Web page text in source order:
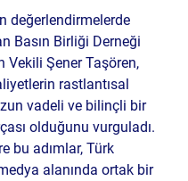
değerlendirmelerde
Basın Birliği Derneği
Vekili Şener Taşören,
rastlantısal
vadeli ve bilinçli bir
olduğunu vurguladı.
bu adımlar, Türk
alanında ortak bir